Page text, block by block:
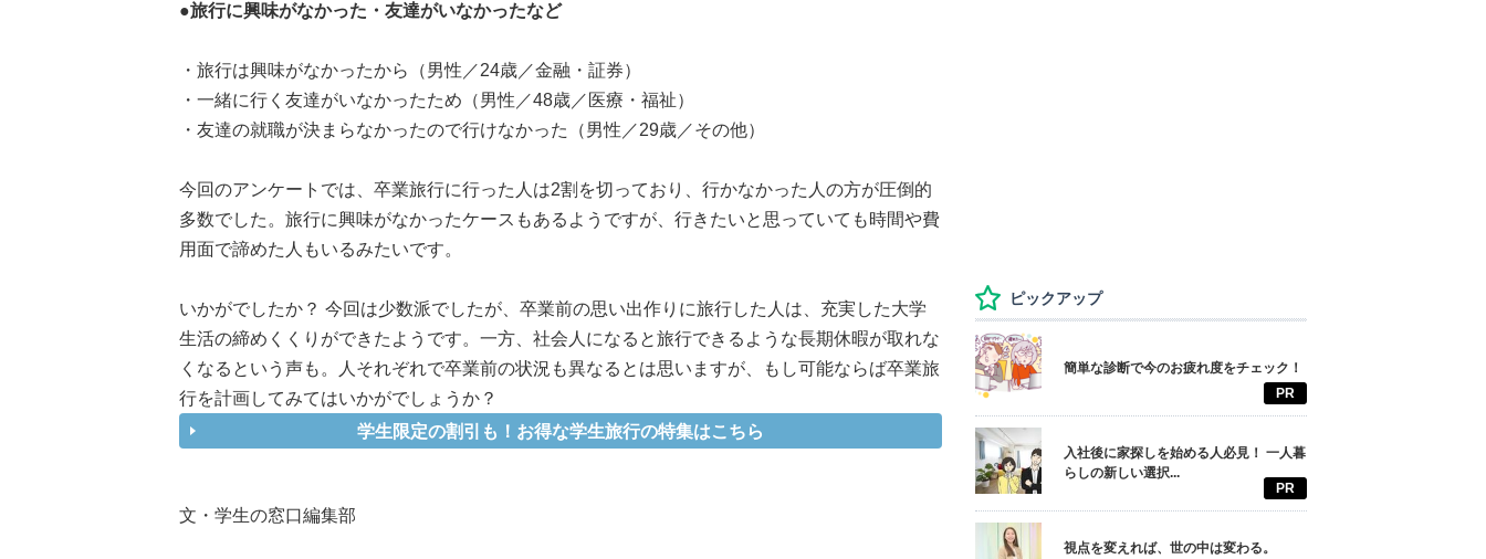
●旅行に興味がなかった・友達がいなかったなど
・旅行は興味がなかったから（男性／24歳／金融・証券）
・一緒に行く友達がいなかったため（男性／48歳／医療・福祉）
・友達の就職が決まらなかったので行けなかった（男性／29歳／その他）
今回のアンケートでは、卒業旅行に行った人は2割を切っており、行かなかった人の方が圧倒的
多数でした。旅行に興味がなかったケースもあるようですが、行きたいと思っていても時間や費
用面で諦めた人もいるみたいです。
いかがでしたか？ 今回は少数派でしたが、卒業前の思い出作りに旅行した人は、充実した大学
生活の締めくくりができたようです。一方、社会人になると旅行できるような長期休暇が取れな
くなるという声も。人それぞれで卒業前の状況も異なるとは思いますが、もし可能ならば卒業旅
行を計画してみてはいかがでしょうか？
学生限定の割引も！お得な学生旅行の特集はこちら
文・学生の窓口編集部
ピックアップ
簡単な診断で今のお疲れ度をチェック！
PR
入社後に家探しを始める人必見！ 一人暮
らしの新しい選択...
PR
視点を変えれば、世の中は変わる。